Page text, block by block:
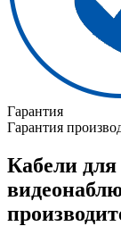
Гарантия
Гарантия
Кабели